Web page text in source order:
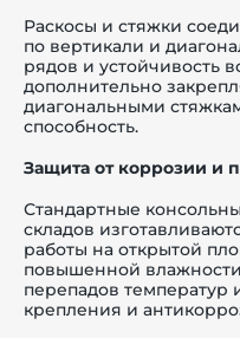
Раскосы и стяжки
по вертикали и
рядов и устойчивость
дополнительно
диагональными
способность.
Защита от коррозии и
Стандартные
складов
работы на открытой
повышенной
перепадов температур
крепления и